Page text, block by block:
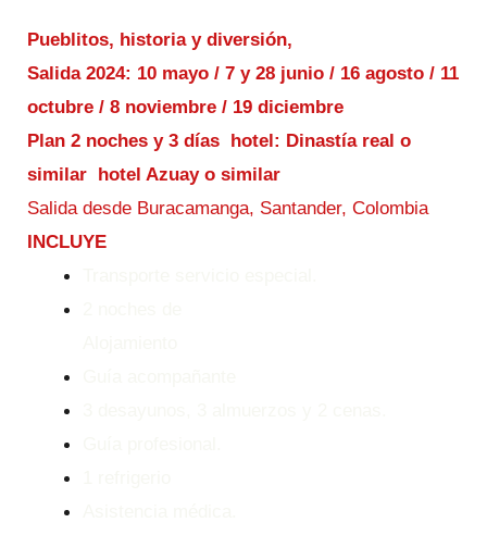
Pueblitos, historia y diversión,
Salida 2024: 10 mayo / 7 y 28 junio / 16 agosto / 11
octubre / 8 noviembre / 19 diciembre
Plan 2 noches y 3 días hotel: Dinastíareal o
similar hotel Azuay o similar
Salida desde Buracamanga, Santander, Colombia
INCLUYE